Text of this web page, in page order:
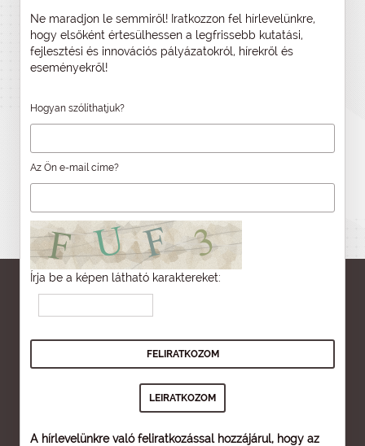
Ne maradjon le semmiről! Iratkozzon fel hírlevelünkre,
hogy elsőként értesülhessen a legfrissebb kutatási,
fejlesztési és innovációs pályázatokról, hírekről és
eseményekről!
Hogyan szólíthatjuk?
Az Ön e-mail címe?
Írja be a képen látható karaktereket:
A hírlevelünkre való feliratkozással hozzájárul, hogy az